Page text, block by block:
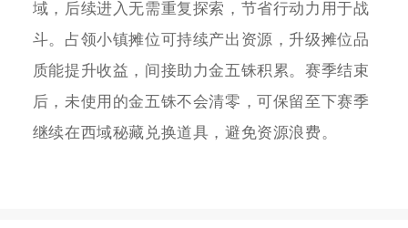
域，后续进入无需重复探索，节省行动力用于战
斗。占领小镇摊位可持续产出资源，升级摊位品
质能提升收益，间接助力金五铢积累。赛季结束
后，未使用的金五铢不会清零，可保留至下赛季
继续在西域秘藏兑换道具，避免资源浪费。